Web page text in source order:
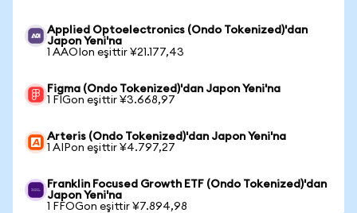
Applied Optoelectronics (Ondo Tokenized)'dan
Japon Yeni'na
1 AAOIon eşittir ¥21.177,43
Figma (Ondo Tokenized)'dan Japon Yeni'na
1 FIGon eşittir ¥3.668,97
Arteris (Ondo Tokenized)'dan Japon Yeni'na
1 AIPon eşittir ¥4.797,27
Franklin Focused Growth ETF (Ondo Tokenized)'dan
Japon Yeni'na
1 FFOGon eşittir ¥7.894,98